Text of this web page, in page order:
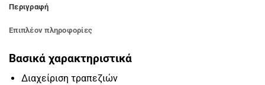
Περιγραφή
Επιπλέον πληροφορίες
Βασικά χαρακτηριστικά
Διαχείριση τραπεζιών